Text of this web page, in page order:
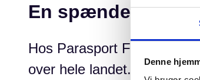
Denne
En spændende
Hos Parasport
over hele landet.